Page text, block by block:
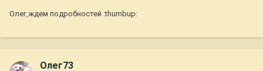
Олег,ждем подробностей :thumbup:
Олег73